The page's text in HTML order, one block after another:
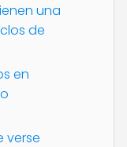
una
de
en
verse